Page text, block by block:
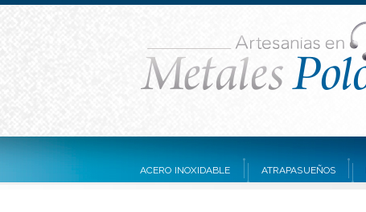
ACERO INOXIDABLE ATRAPASUEÑOS